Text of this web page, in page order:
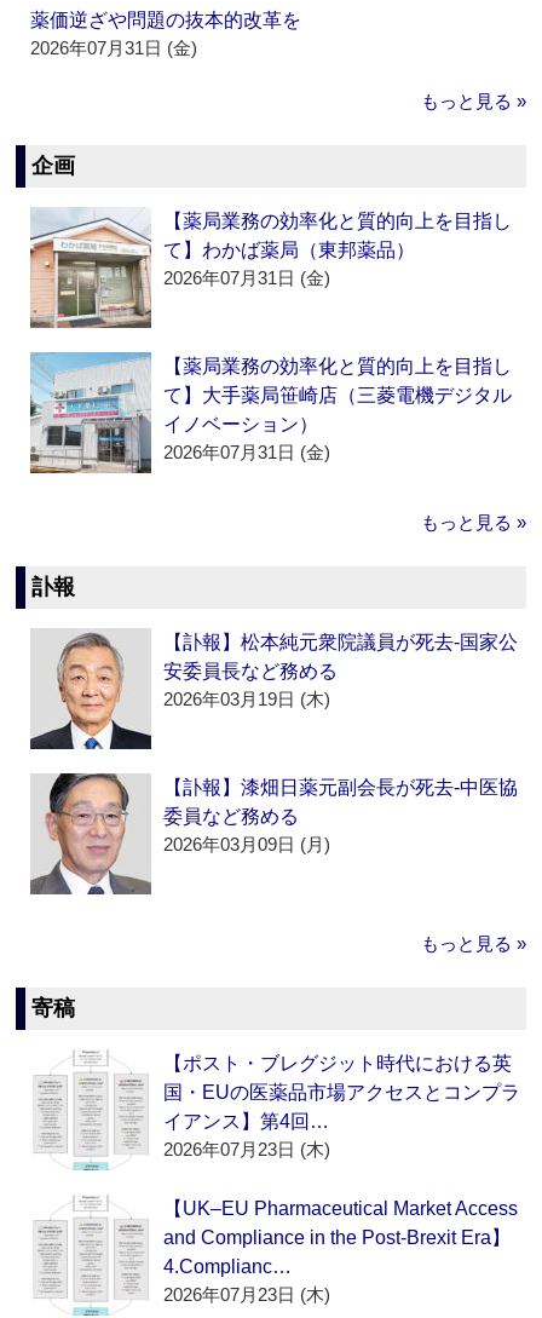
薬価逆ざや問題の抜本的改革を
2026年07月31日 (金)
もっと見る »
企画
【薬局業務の効率化と質的向上を目指し
て】わかば薬局（東邦薬品）
2026年07月31日 (金)
【薬局業務の効率化と質的向上を目指し
て】大手薬局笹崎店（三菱電機デジタル
イノベーション）
2026年07月31日 (金)
もっと見る »
訃報
【訃報】松本純元衆院議員が死去‐国家公
安委員長など務める
2026年03月19日 (木)
【訃報】漆畑日薬元副会長が死去‐中医協
委員など務める
2026年03月09日 (月)
もっと見る »
寄稿
【ポスト・ブレグジット時代における英
国・EUの医薬品市場アクセスとコンプラ
イアンス】第4回…
2026年07月23日 (木)
【UK–EU Pharmaceutical Market Access
and Compliance in the Post-Brexit Era】
4.Complianc…
2026年07月23日 (木)